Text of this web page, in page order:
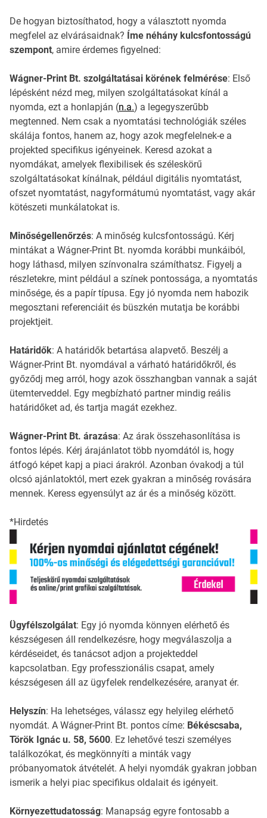
De hogyan biztosíthatod, hogy a választott nyomda
megfelel az elvárásaidnak? Íme néhány kulcsfontosságú
szempont, amire érdemes figyelned:
Wágner-Print Bt. szolgáltatásai körének felmérése: Első
lépésként nézd meg, milyen szolgáltatásokat kínál a
nyomda, ezt a honlapján (n.a.) a legegyszerűbb
megtenned. Nem csak a nyomtatási technológiák széles
skálája fontos, hanem az, hogy azok megfelelnek-e a
projekted specifikus igényeinek. Keresd azokat a
nyomdákat, amelyek flexibilisek és széleskörű
szolgáltatásokat kínálnak, például digitális nyomtatást,
ofszet nyomtatást, nagyformátumú nyomtatást, vagy akár
kötészeti munkálatokat is.
Minőségellenőrzés: A minőség kulcsfontosságú. Kérj
mintákat a Wágner-Print Bt. nyomda korábbi munkáiból,
hogy láthasd, milyen színvonalra számíthatsz. Figyelj a
részletekre, mint például a színek pontossága, a nyomtatás
minősége, és a papír típusa. Egy jó nyomda nem habozik
megosztani referenciáit és büszkén mutatja be korábbi
projektjeit.
Határidők: A határidők betartása alapvető. Beszélj a
Wágner-Print Bt. nyomdával a várható határidőkről, és
győződj meg arról, hogy azok összhangban vannak a saját
ütemterveddel. Egy megbízható partner mindig reális
határidőket ad, és tartja magát ezekhez.
Wágner-Print Bt. árazása: Az árak összehasonlítása is
fontos lépés. Kérj árajánlatot több nyomdától is, hogy
átfogó képet kapj a piaci árakról. Azonban óvakodj a túl
olcsó ajánlatoktól, mert ezek gyakran a minőség rovására
mennek. Keress egyensúlyt az ár és a minőség között.
*Hirdetés
Ügyfélszolgálat: Egy jó nyomda könnyen elérhető és
készségesen áll rendelkezésre, hogy megválaszolja a
kérdéseidet, és tanácsot adjon a projekteddel
kapcsolatban. Egy professzionális csapat, amely
készségesen áll az ügyfelek rendelkezésére, aranyat ér.
Helyszín: Ha lehetséges, válassz egy helyileg elérhető
nyomdát. A Wágner-Print Bt. pontos címe: Békéscsaba,
Török Ignác u. 58, 5600. Ez lehetővé teszi személyes
találkozókat, és megkönnyíti a minták vagy
próbanyomatok átvételét. A helyi nyomdák gyakran jobban
ismerik a helyi piac specifikus oldalait és igényeit.
Környezettudatosság: Manapság egyre fontosabb a